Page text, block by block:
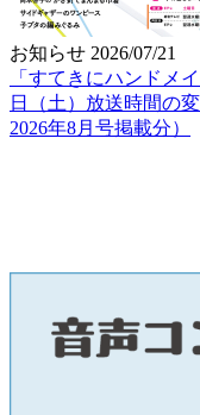
お知らせ 2026/07/21
「すてきにハンドメ
日（土）放送時間の
2026年8月号掲載分）